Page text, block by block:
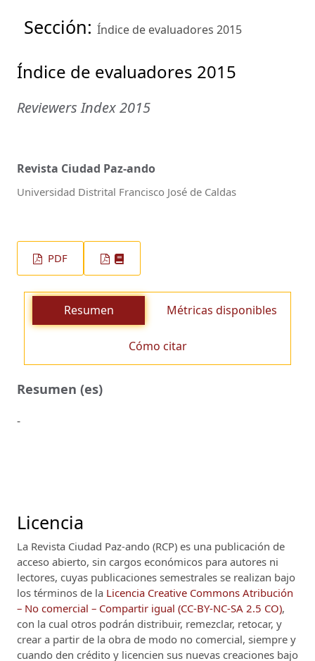
Sección: Índice de evaluadores 2015
Índice de evaluadores 2015
Reviewers Index 2015
Revista Ciudad Paz-ando
Universidad Distrital Francisco José de Caldas
PDF
Resumen Métricas disponibles
Cómo citar
Resumen (es)
-
Licencia
La Revista Ciudad Paz-ando (RCP) es una publicación de
acceso abierto, sin cargos económicos para autores ni
lectores, cuyas publicaciones semestrales se realizan bajo
los términos de la Licencia Creative Commons Atribución
– No comercial – Compartir igual (CC-BY-NC-SA 2.5 CO),
con la cual otros podrán distribuir, remezclar, retocar, y
crear a partir de la obra de modo no comercial, siempre y
cuando den crédito y licencien sus nuevas creaciones bajo